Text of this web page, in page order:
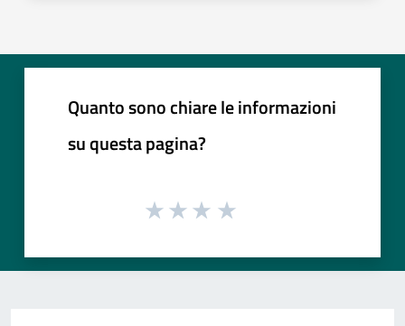
Quanto sono chiare le informazioni
su questa pagina?